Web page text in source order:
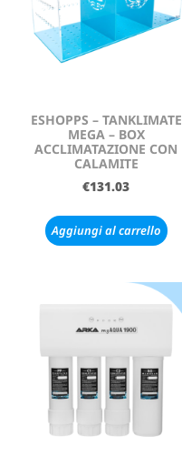
ESHOPPS – TANKLIMATE
MEGA – BOX
ACCLIMATAZIONE CON
CALAMITE
€131.03
Aggiungi al carrello